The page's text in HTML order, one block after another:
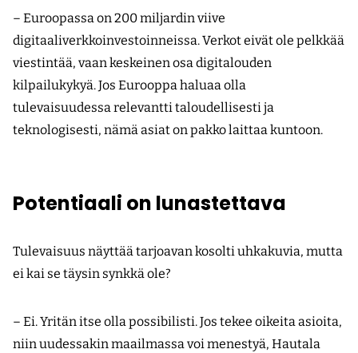
– Euroopassa on 200 miljardin viive
digitaaliverkkoinvestoinneissa. Verkot eivät ole pelkkää
viestintää, vaan keskeinen osa digitalouden
kilpailukykyä. Jos Eurooppa haluaa olla
tulevaisuudessa relevantti taloudellisesti ja
teknologisesti, nämä asiat on pakko laittaa kuntoon.
Potentiaali on lunastettava
Tulevaisuus näyttää tarjoavan kosolti uhkakuvia, mutta
ei kai se täysin synkkä ole?
– Ei. Yritän itse olla possibilisti. Jos tekee oikeita asioita,
niin uudessakin maailmassa voi menestyä, Hautala